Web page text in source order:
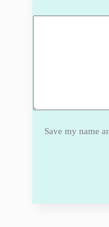
Save my name